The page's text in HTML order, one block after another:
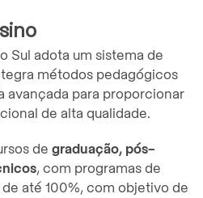
Sul adota um sistema de
métodos pedagógicos
avançada para proporcionar
de alta qualidade.
de graduação, pós-
, com programas de
até 100%, com objetivo de